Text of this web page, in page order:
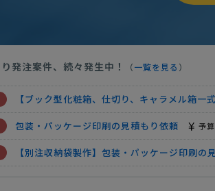
発注案件、続々発生中！ （一覧を見る ）
【検査キットのパッケージ印刷】の見積もり
包装・パッケージ印刷の見積もり依頼
【ブック型化粧箱、仕切り、キャラメル箱一
包装・パッケージ印刷の見積もり依頼 予
【別注収納袋製作】包装・パッケージ印刷の
【エタニティリングのパッケージデザイン】